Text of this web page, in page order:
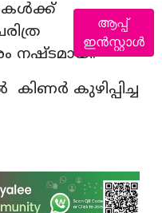
നഷ്ടമായി.
കുഴിപ്പിച്ച
ആപ്പ്
ഇൻസ്റ്റാൾ